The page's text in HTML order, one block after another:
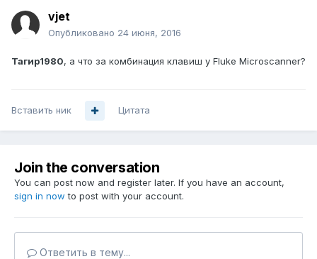
vjet
Опубликовано 24 июня, 2016
Тагир1980, а что за комбинация клавиш у Fluke Microscanner?
Вставить ник Цитата
Join the conversation
You can post now and register later. If you have an account,
sign in now to post with your account.
Ответить в тему...